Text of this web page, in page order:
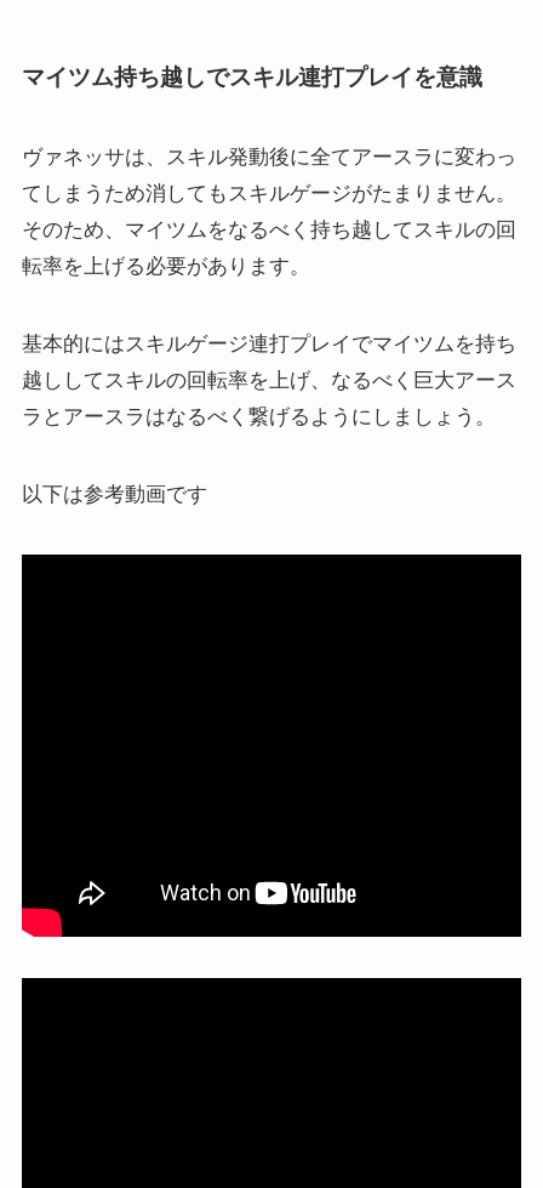
マイツム持ち越しでスキル連打プレイを意識
ヴァネッサは、スキル発動後に全てアースラに変わっ
てしまうため消してもスキルゲージがたまりません。
そのため、マイツムをなるべく持ち越してスキルの回
転率を上げる必要があります。
基本的にはスキルゲージ連打プレイでマイツムを持ち
越ししてスキルの回転率を上げ、なるべく巨大アース
ラとアースラはなるべく繋げるようにしましょう。
以下は参考動画です